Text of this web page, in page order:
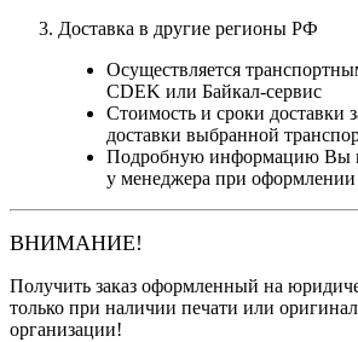
Доставка в другие регионы РФ
Осуществляется
CDEK или Байкал-сервис
Стоимость и сроки доставки
доставки выбранной
Подробную информацию Вы
у менеджера при оформлении
ВНИМАНИЕ!
Получить заказ оформленный на
только при наличии печати или
организации!